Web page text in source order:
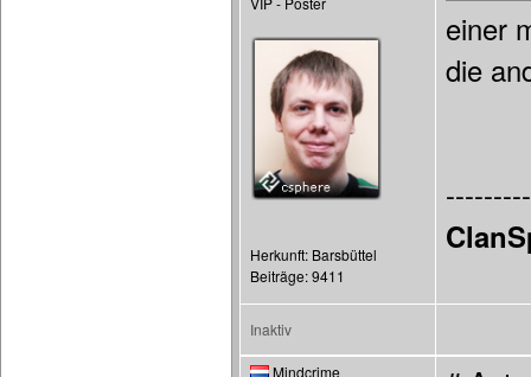
Herkunft: Barsbüttel
Beiträge: 9411
einer
die
Inaktiv
Mindcrime